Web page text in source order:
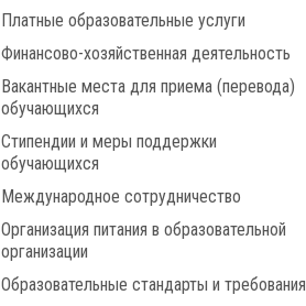
Платные образовательные услуги
Финансово-хозяйственная деятельность
Вакантные места для приема (перевода)
обучающихся
Стипендии и меры поддержки
обучающихся
Международное сотрудничество
Организация питания в образовательной
организации
Образовательные стандарты и требования